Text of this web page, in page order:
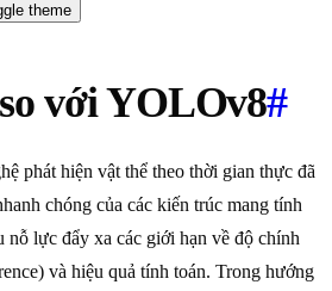
theme
với YOLOv8#
phát hiện vật thể theo thời gian thực đã
chóng của các kiến trúc mang tính
nỗ lực đẩy xa các giới hạn về độ chính
và hiệu quả tính toán. Trong hướng